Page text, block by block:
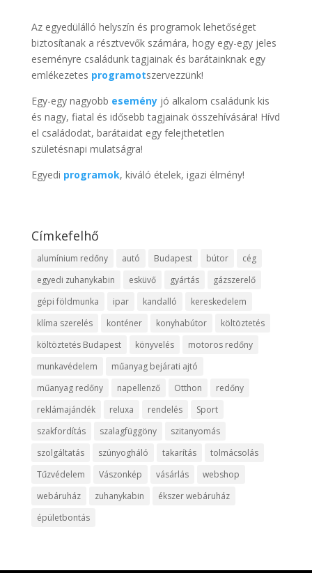
Az egyedülálló helyszín és programok lehetőséget
biztosítanak a résztvevők számára, hogy egy-egy jeles
eseményre családunk tagjainak és barátainknak egy
emlékezetes programotszervezzünk!
Egy-egy nagyobb esemény jó alkalom családunk kis
és nagy, fiatal és idősebb tagjainak összehívására! Hívd
el családodat, barátaidat egy felejthetetlen
születésnapi mulatságra!
Egyedi programok, kiváló ételek, igazi élmény!
Címkefelhő
alumínium redőny autó Budapest bútor
cég
egyedi zuhanykabin
esküvő gyártás
gázszerelő
gépi földmunka
ipar kandalló
kereskedelem
klíma szerelés
konténer konyhabútor
költöztetés
költöztetés Budapest
könyvelés
motoros redőny
munkavédelem
műanyag bejárati ajtó
műanyag redőny
napellenző Otthon
redőny
reklámajándék
reluxa rendelés
Sport
szakfordítás
szalagfüggöny
szitanyomás
szolgáltatás
szúnyogháló takarítás
tolmácsolás
Tűzvédelem
Vászonkép vásárlás
webshop
webáruház
zuhanykabin
ékszer webáruház
épületbontás